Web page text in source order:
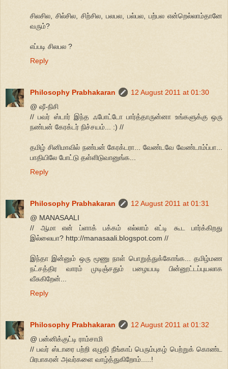
சிலசில, சில்சில, சிற்சில, பலபல, பல்பல, பற்பல என்றெல்லாம்தானே
வரும்?
எப்படி சிலபல ?
Reply
Philosophy Prabhakaran
12 August 2011 at 01:30
@ ஷீ-நிசி
// பவர் ஸ்டார் இந்த ஃபோட்டோ பார்த்தாருன்னா உங்களுக்கு ஒரு
நண்பன் கேரக்டர் நிச்சயம்... :) //
தமிழ் சினிமாவில் நண்பன் கேரக்டரா... வேண்டவே வேண்டாம்ப்பா...
பாதியிலே போட்டு தள்ளிடுவானுங்க...
Reply
Philosophy Prabhakaran
12 August 2011 at 01:31
@ MANASAALI
// ஆமா என் ப்ளாக் பக்கம் எல்லாம் எட்டி கூட பார்க்கிறது
இல்லையா? http://manasaali.blogspot.com //
இந்தா இன்னும் ஒரு மூணு நாள் பொறுத்துக்கோங்க... தமிழ்மண
நட்சத்திர வாரம் முடிஞ்சதும் பழையபடி பின்னூட்டப்புயலாக
வீசுகிறேன்...
Reply
Philosophy Prabhakaran
12 August 2011 at 01:32
@ பன்னிக்குட்டி ராம்சாமி
// பவர் ஸ்டாரை பற்றி எழுதி நீங்காப் பெரும்புகழ் பெற்றுக் கொண்ட
பிரபாகரன் அவர்களை வாழ்த்துகிறோம்.....!